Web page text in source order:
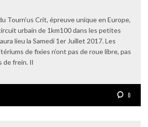
Tourn’us Crit, épreuve unique en Europe,
urbain de 1km100 dans les petites
lieu la Samedi 1er Juillet 2017. Les
de fixies n’ont pas de roue libre, pas
de frein. Il
0